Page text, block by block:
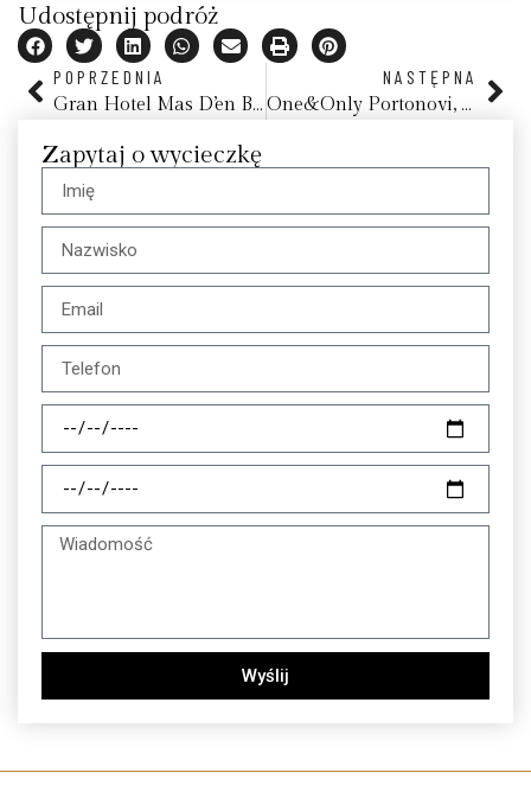
Udostępnij podróż
POPRZEDNIA
Gran Hotel Mas D’en Bruno, Priorat, Katalonia
NASTĘPNA
One&Only Portonovi, Czarnogóra
Zapytaj o wycieczkę
Wyślij